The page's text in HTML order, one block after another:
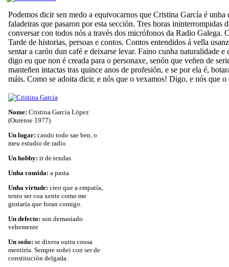
Podemos dicir sen medo a equivocarnos que Cristina García é unha
faladeiras que pasaron por esta sección. Tres horas ininterrompidas
conversar con todos nós a través dos micrófonos da Radio Galega.
Tarde de historias, persoas e contos. Contos entendidos á vella
sentar a carón dun café e deixarse levar. Faino cunha naturalidade e
digo eu que non é creada para o personaxe, senón que veñen de
manteñen intactas tras quince anos de profesión, e se por ela é,
máis. Como se adoita dicir, e nós que o vexamos! Digo, e nós que o
Nome: Cristina García López
(Ourense 1977)
Un lugar: cando todo sae ben, o
meu estudio de radio
Un hobby: ir de tendas
Unha comida: a pasta
Unha virtude: creo que a empatía,
tento ser coa xente como me
gustaría que foran comigo.
Un defecto: son demasiado
vehemente
Un soño: se dixera outra cousa
mentiría. Sempre soñei con ser de
constitución delgada.